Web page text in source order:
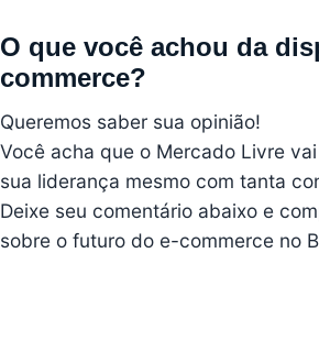
O que você achou da
commerce?
Queremos saber sua opinião!
Você acha que o Mercado Livre
sua liderança mesmo com tanta
Deixe seu comentário abaixo e
sobre o futuro do e-commerce no